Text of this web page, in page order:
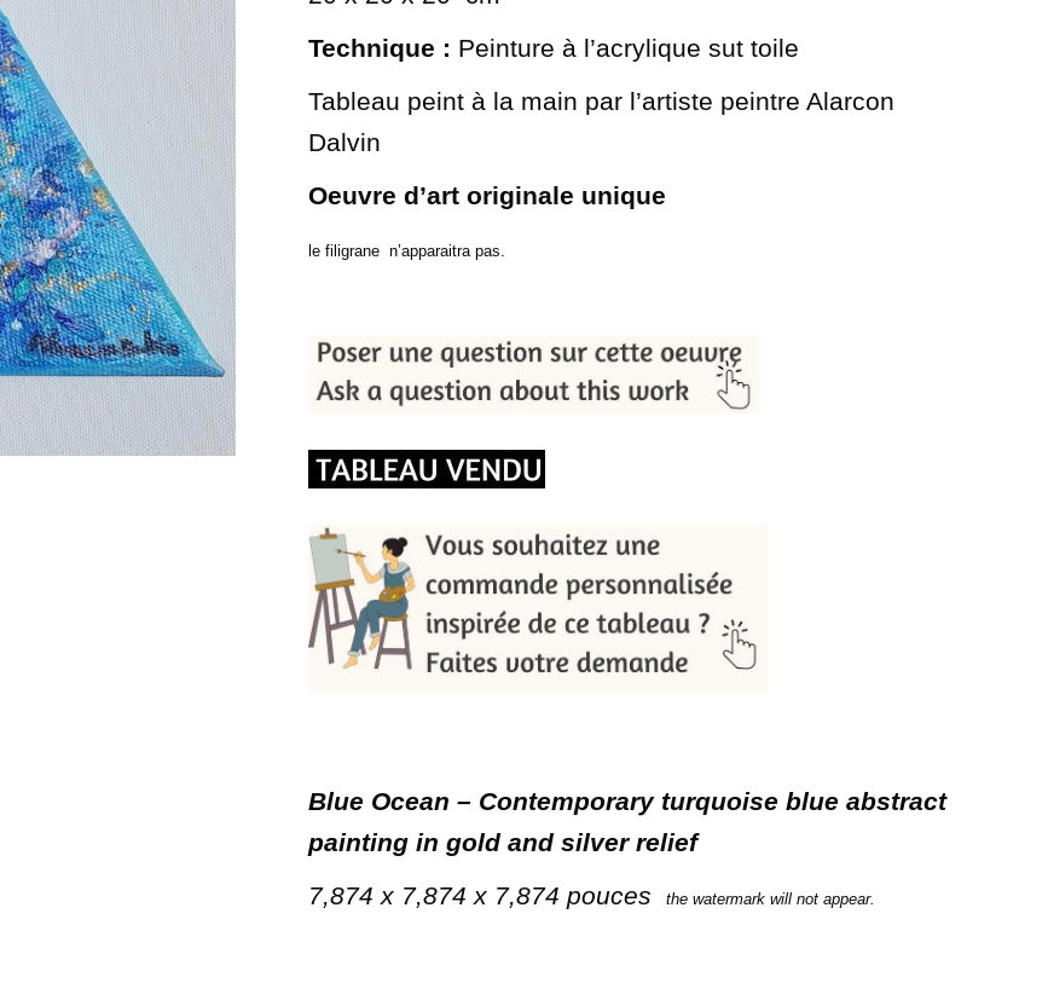
Technique : Peinture à l’acrylique sut toile
Tableau peint à la main par l’artiste peintre Alarcon
Dalvin
Oeuvre d’art originale unique
le filigrane n’apparaitra pas.
Blue Ocean – Contemporary turquoise blue abstract
painting in gold and silver relief
7,874 x 7,874 x 7,874 pouces
the watermark will not appear.